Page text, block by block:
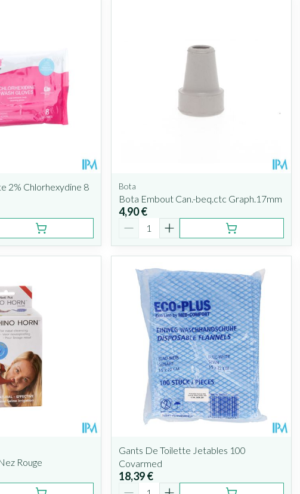
2% Chlorhexydine 8 Bota
Bota Embout Can.-beq.ctc Graph.17mm
4,90 €
Quantité
Rouge
Gants De Toilette Jetables 100
Covarmed
18,39 €
Quantité